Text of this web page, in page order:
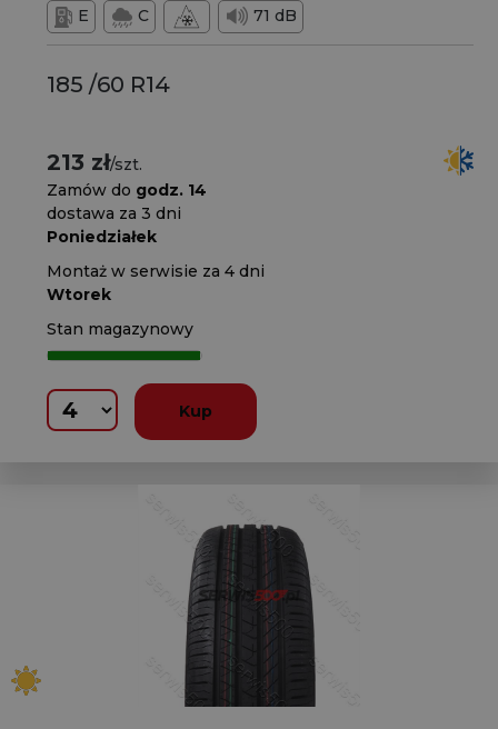
E C 71 dB
185 /60 R14
213 zł/szt.
Zamów do godz. 14
dostawa za 3 dni
Poniedziałek
Montaż w serwisie za 4 dni
Wtorek
Stan magazynowy
Kup